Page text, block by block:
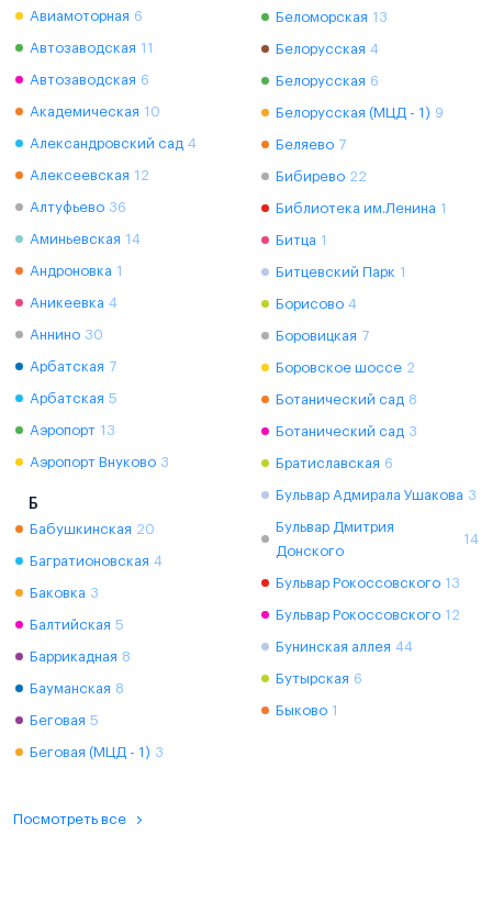
Авиамоторная 6
Автозаводская 11
Автозаводская 6
Академическая 10
Александровский сад 4
Алексеевская 12
Алтуфьево 36
Аминьевская 14
Андроновка 1
Аникеевка 4
Аннино 30
Арбатская 7
Арбатская 5
Аэропорт 13
Аэропорт Внуково 3
Б
Бабушкинская 20
Багратионовская 4
Баковка 3
Балтийская 5
Баррикадная 8
Бауманская 8
Беговая 5
Беговая (МЦД - 1) 3
Беломорская 13
Белорусская 4
Белорусская 6
Белорусская (МЦД - 1) 9
Беляево 7
Бибирево 22
Библиотека им.Ленина 1
Битца 1
Битцевский Парк 1
Борисово 4
Боровицкая 7
Боровское шоссе 2
Ботанический сад 8
Ботанический сад 3
Братиславская 6
Бульвар Адмирала Ушакова 3
Бульвар Дмитрия
Донского
14
Бульвар Рокоссовского 13
Бульвар Рокоссовского 12
Бунинская аллея 44
Бутырская 6
Быково 1
Посмотреть все